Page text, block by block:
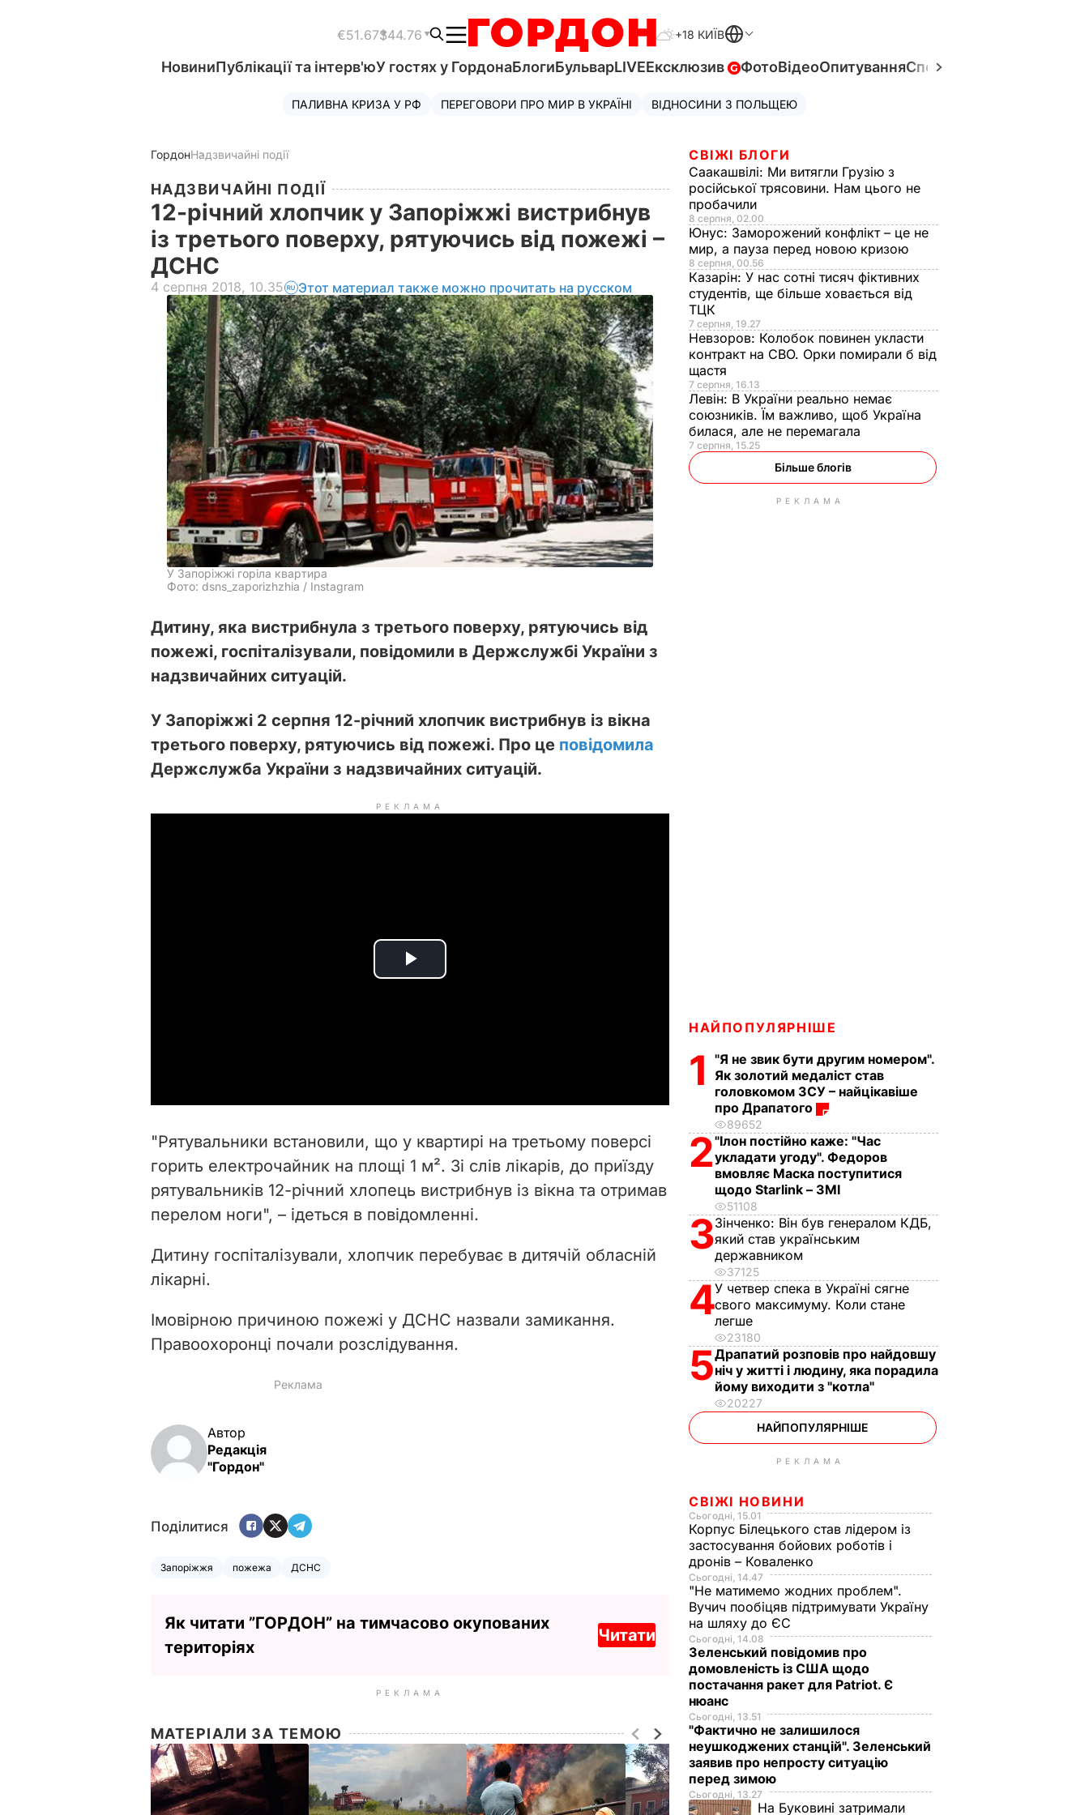
€51.67$44.76 +18 КИЇВ
НовиниПублікації та інтерв'юУ гостях у ГордонаБлогиБульварLIVEЕксклюзив ФотоВідеоОпитуванняСпецпроєкти
ПАЛИВНА КРИЗА У РФ ПЕРЕГОВОРИ ПРО МИР В УКРАЇНІ ВІДНОСИНИ З ПОЛЬЩЕЮ
ГордонНадзвичайні події
НАДЗВИЧАЙНІ ПОДІЇ
12-річний хлопчик у Запоріжжі вистрибнув
із третього поверху, рятуючись від пожежі –
ДСНС
4 серпня 2018, 10.35 Этот материал также можно прочитать на русском
У Запоріжжі горіла квартира
Фото: dsns_zaporizhzhia / Instagram
Дитину, яка вистрибнула з третього поверху, рятуючись від
пожежі, госпіталізували, повідомили в Держслужбі України з
надзвичайних ситуацій.
У Запоріжжі 2 серпня 12-річний хлопчик вистрибнув із вікна
третього поверху, рятуючись від пожежі. Про це повідомила
Держслужба України з надзвичайних ситуацій.
РЕКЛАМА
P
i
d
o
"Рятувальники встановили, що у квартирі на третьому поверсі
горить електрочайник на площі 1 м². Зі слів лікарів, до приїзду
рятувальників 12-річний хлопець вистрибнув із вікна та отримав
перелом ноги", – ідеться в повідомленні.
Дитину госпіталізували, хлопчик перебуває в дитячій обласній
лікарні.
Імовірною причиною пожежі у ДСНС назвали замикання.
Правоохоронці почали розслідування.
Автор
Редакція
"Гордон"
Поділитися
Запоріжжя пожежа ДСНС
Як читати ”ГОРДОН” на тимчасово окупованих
територіях
Читати
РЕКЛАМА
МАТЕРІАЛИ ЗА ТЕМОЮ
СВІЖІ БЛОГИ
Саакашвілі: Ми витягли Грузію з
російської трясовини. Нам цього не
пробачили
8 серпня, 02.00
Юнус: Заморожений конфлікт – це не
мир, а пауза перед новою кризою
8 серпня, 00.56
Казарін: У нас сотні тисяч фіктивних
студентів, ще більше ховається від
ТЦК
7 серпня, 19.27
Невзоров: Колобок повинен укласти
контракт на СВО. Орки помирали б від
щастя
7 серпня, 16.13
Левін: В України реально немає
союзників. Їм важливо, щоб Україна
билася, але не перемагала
7 серпня, 15.25
Більше блогів
РЕКЛАМА
НАЙПОПУЛЯРНІШЕ
1
"Я не звик бути другим номером".
Як золотий медаліст став
головкомом ЗСУ – найцікавіше
про Драпатого
89652
2"Ілон постійно каже: "Час
укладати угоду". Федоров
вмовляє Маска поступитися
щодо Starlink – ЗМІ
51108
3Зінченко: Він був генералом КДБ,
який став українським
державником
37125
4У четвер спека в Україні сягне
свого максимуму. Коли стане
легше
23180
5Драпатий розповів про найдовшу
ніч у житті і людину, яка порадила
йому виходити з "котла"
20227
НАЙПОПУЛЯРНІШЕ
РЕКЛАМА
СВІЖІ НОВИНИ
Сьогодні, 15.01
Корпус Білецького став лідером із
застосування бойових роботів і
дронів – Коваленко
Сьогодні, 14.47
"Не матимемо жодних проблем".
Вучич пообіцяв підтримувати Україну
на шляху до ЄС
Сьогодні, 14.08
Зеленський повідомив про
домовленість із США щодо
постачання ракет для Patriot. Є
нюанс
Сьогодні, 13.51
"Фактично не залишилося
неушкоджених станцій". Зеленський
заявив про непросту ситуацію
перед зимою
Сьогодні, 13.27
На Буковині затримали